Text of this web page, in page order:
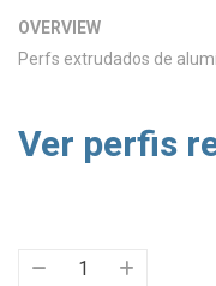
OVERVIEW
Perfs extrudados de
Ver perfis